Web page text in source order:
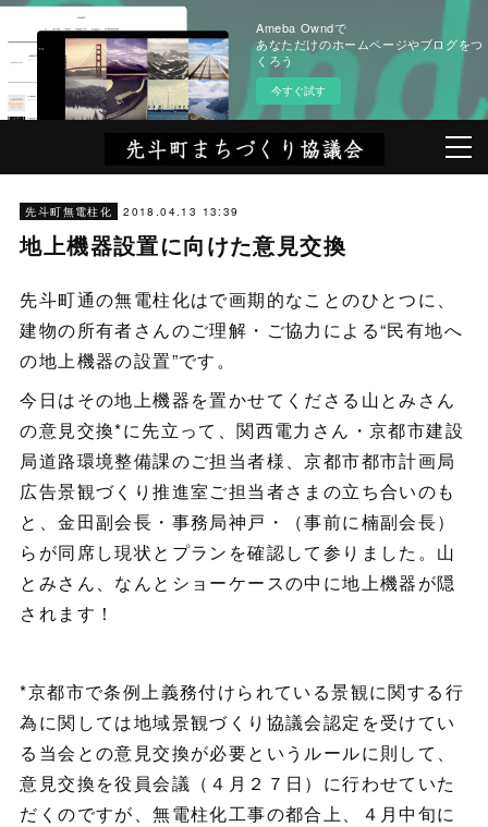
Ameba Owndで
あなただけのホームページやブログをつ
くろう
今すぐ試す
先斗町無電柱化 2018.04.13 13:39
地上機器設置に向けた意見交換
先斗町通の無電柱化はで画期的なことのひとつに、
建物の所有者さんのご理解・ご協力による“民有地へ
の地上機器の設置”です。
今日はその地上機器を置かせてくださる山とみさん
の意見交換*に先立って、関西電力さん・京都市建設
局道路環境整備課のご担当者様、京都市都市計画局
広告景観づくり推進室ご担当者さまの立ち合いのも
と、金田副会長・事務局神戸・（事前に楠副会長）
らが同席し現状とプランを確認して参りました。山
とみさん、なんとショーケースの中に地上機器が隠
されます！
*京都市で条例上義務付けられている景観に関する行
為に関しては地域景観づくり協議会認定を受けてい
る当会との意見交換が必要というルールに則して、
意見交換を役員会議（４月２７日）に行わせていた
だくのですが、無電柱化工事の都合上、４月中旬に